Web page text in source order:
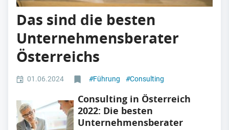
Das sind die besten
Unternehmensberater
Österreichs
01.06.2024 #Führung #Consulting
Consulting in Österreich
2022: Die besten
Unternehmensberater